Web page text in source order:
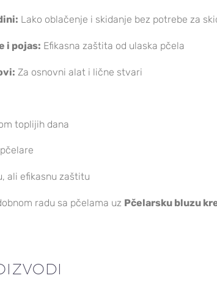
Lako oblačenje i skidanje bez potrebe za
i pojas: Efikasna zaštita od ulaska pčela
Za osnovni alat i lične stvari
toplijih dana
ali efikasnu zaštitu
radu sa pčelama uz Pčelarsku bluzu